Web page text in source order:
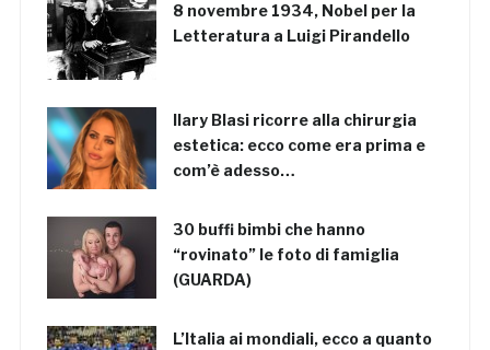
8 novembre 1934, Nobel per la
Letteratura a Luigi Pirandello
Ilary Blasi ricorre alla chirurgia
estetica: ecco come era prima e
com’è adesso…
30 buffi bimbi che hanno
“rovinato” le foto di famiglia
(GUARDA)
L’Italia ai mondiali, ecco a quanto